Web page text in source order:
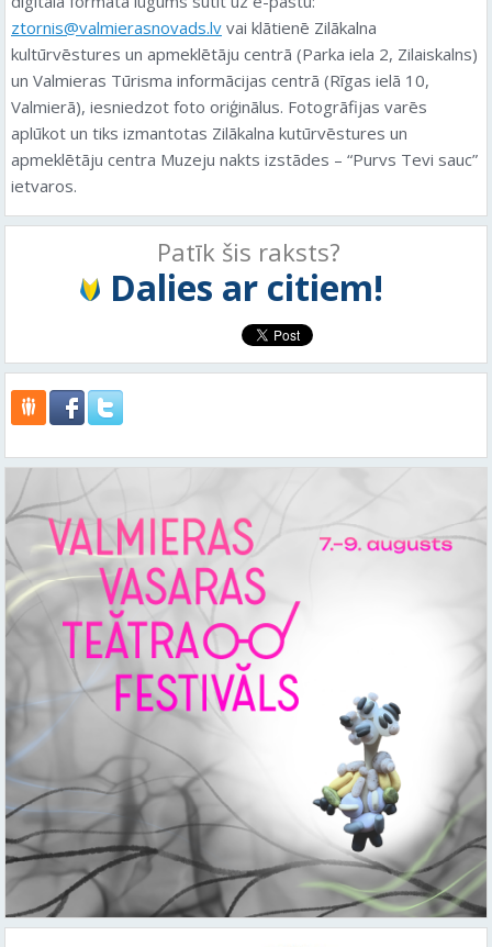
ztornis@valmierasnovads.lv vai klātienē Zilākalna
kultūrvēstures un apmeklētāju centrā (Parka iela 2, Zilaiskalns)
un Valmieras Tūrisma informācijas centrā (Rīgas ielā 10,
Valmierā), iesniedzot foto oriģinālus. Fotogrāfijas varēs
aplūkot un tiks izmantotas Zilākalna kutūrvēstures un
apmeklētāju centra Muzeju nakts izstādes – “Purvs Tevi sauc”
ietvaros.
Patīk šis raksts?
Dalies ar citiem!